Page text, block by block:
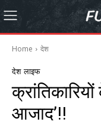
Home देश
देश लाइफ
आजाद’!!